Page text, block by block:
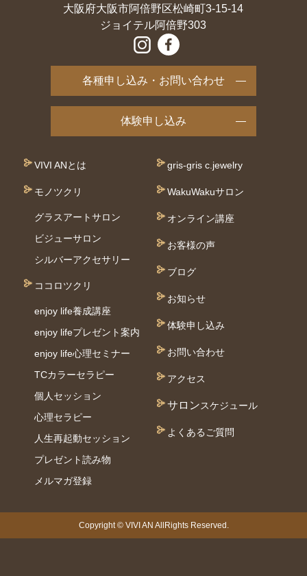
大阪府大阪市阿倍野区松崎町3-15-14
ジョイテル阿倍野303
各種申し込み・お問い合わせ
体験申し込み
VIVI ANとは
モノツクリ
グラスアートサロン
ビジューサロン
シルバーアクセサリー
ココロツクリ
enjoy life養成講座
enjoy lifeプレゼント案内
enjoy life心理セミナー
TCカラーセラピー
個⼈セッション
⼼理セラピー
人生再起動セッション
プレゼント読み物
メルマガ登録
gris-gris c.jewelry
WakuWakuサロン
オンライン講座
お客様の声
ブログ
お知らせ
体験申し込み
お問い合わせ
アクセス
サロンスケジュール
よくあるご質問
Copyright © VIVI AN AllRights Reserved.